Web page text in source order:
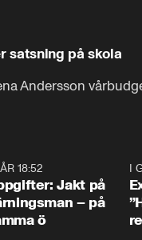
satsning på skola
Andersson
18:52
Jakt på
– på
ö
I